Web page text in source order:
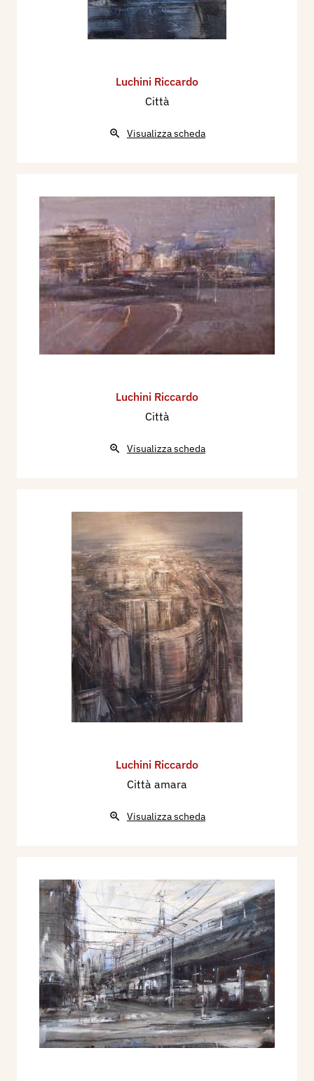
Luchini Riccardo
Città
Visualizza scheda
Luchini Riccardo
Città
Visualizza scheda
Luchini Riccardo
Città amara
Visualizza scheda